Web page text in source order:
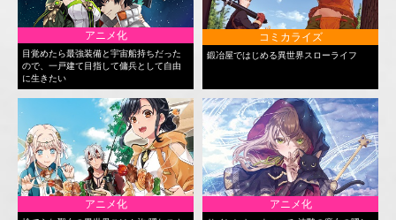
アニメ化
目覚めたら最強装備と宇宙船持ちだった
ので、一戸建て目指して傭兵として自由
に生きたい
コミカライズ
鍛冶屋ではじめる異世界スローライフ
アニメ化 アニメ化